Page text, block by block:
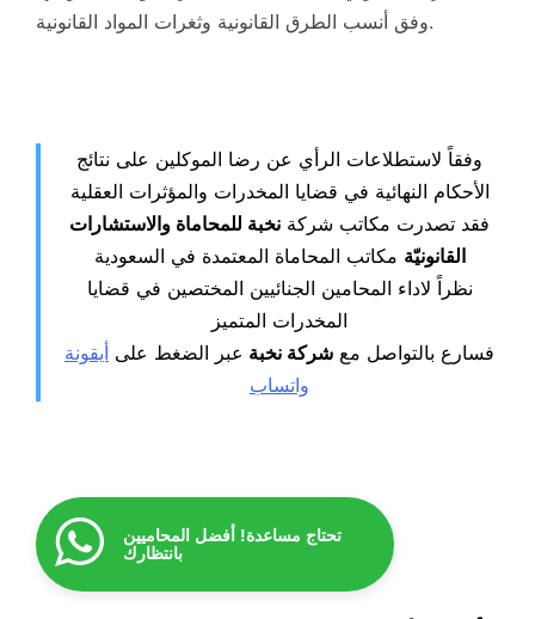
وفق أنسب الطرق القانونية وثغرات المواد القانونية.
وفقاً لاستطلاعات الرأي عن رضا الموكلين على نتائج
الأحكام النهائية في قضايا المخدرات والمؤثرات العقلية
فقد تصدرت مكاتب شركة نخبة للمحاماة والاستشارات
القانونيّة مكاتب المحاماة المعتمدة في السعودية
نظراً لاداء المحامين الجنائيين المختصين في قضايا
المخدرات المتميز
فسارع بالتواصل مع شركة نخبة عبر الضغط على أيقونة
واتساب
تحتاج مساعدة! أفضل المحاميين
بانتظارك